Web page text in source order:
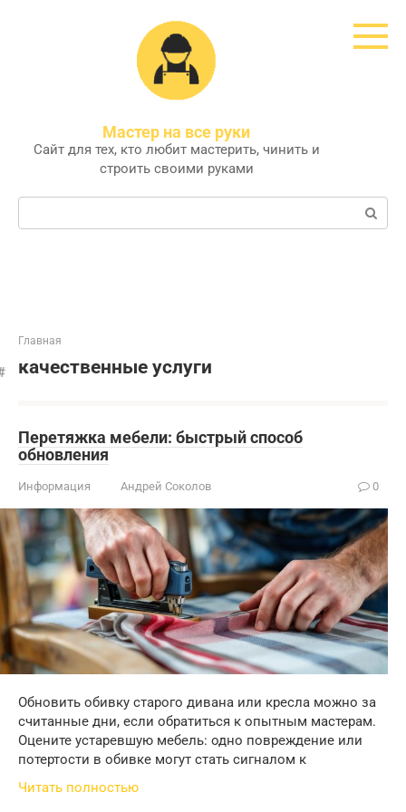
Мастер на все руки
Сайт для тех, кто любит мастерить, чинить и
строить своими руками
Поиск:
Главная
качественные услуги
Перетяжка мебели: быстрый способ
обновления
Информация Андрей Соколов 0
Обновить обивку старого дивана или кресла можно за
считанные дни, если обратиться к опытным мастерам.
Оцените устаревшую мебель: одно повреждение или
потертости в обивке могут стать сигналом к
Читать полностью